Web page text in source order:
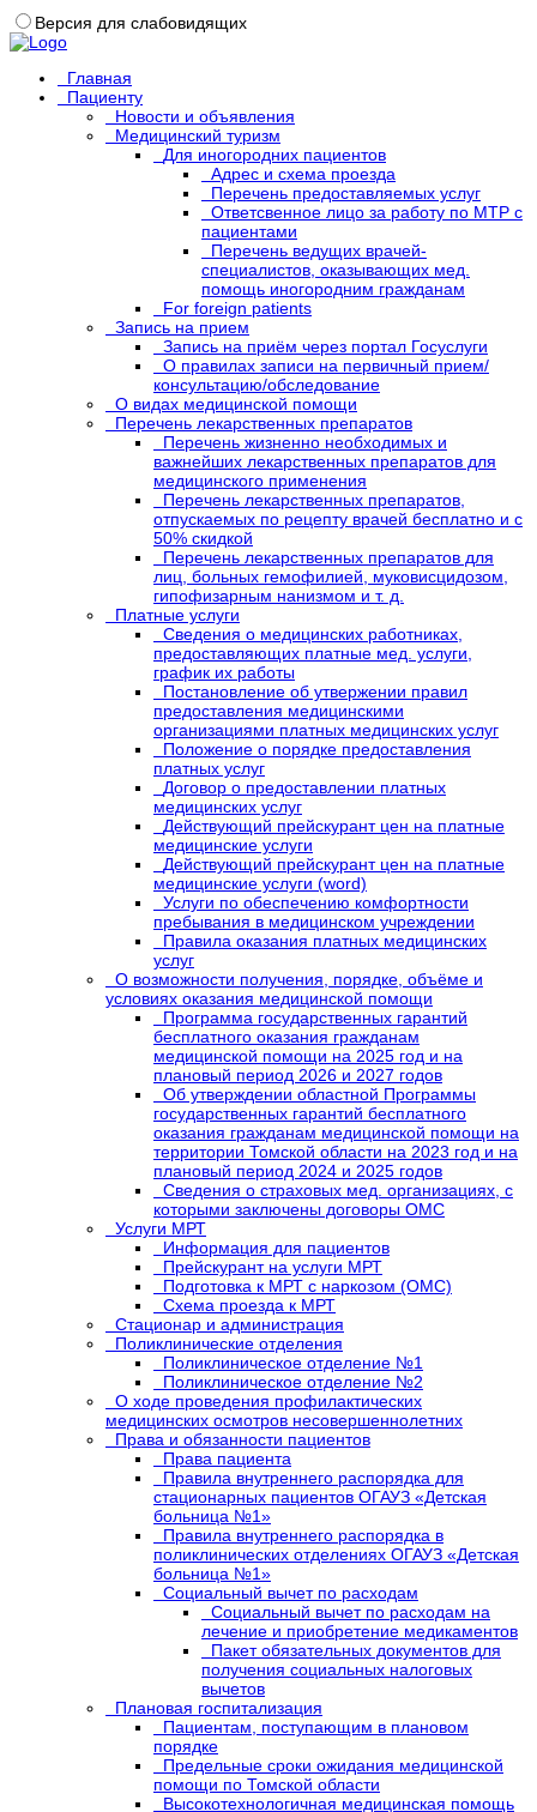
Версия для слабовидящих
Главная
Пациенту
Новости и объявления
Медицинский туризм
Для иногородних пациентов
Адрес и схема проезда
Перечень предоставляемых услуг
Ответсвенное лицо за работу по МТР с
пациентами
Перечень ведущих врачей-
специалистов, оказывающих мед.
помощь иногородним гражданам
For foreign patients
Запись на прием
Запись на приём через портал Госуслуги
О правилах записи на первичный прием/
консультацию/обследование
О видах медицинской помощи
Перечень лекарственных препаратов
Перечень жизненно необходимых и
важнейших лекарственных препаратов для
медицинского применения
Перечень лекарственных препаратов,
отпускаемых по рецепту врачей бесплатно и с
50% скидкой
Перечень лекарственных препаратов для
лиц, больных гемофилией, муковисцидозом,
гипофизарным нанизмом и т. д.
Платные услуги
Сведения о медицинских работниках,
предоставляющих платные мед. услуги,
график их работы
Постановление об утвержении правил
предоставления медицинскими
организациями платных медицинских услуг
Положение о порядке предоставления
платных услуг
Договор о предоставлении платных
медицинских услуг
Действующий прейскурант цен на платные
медицинские услуги
Действующий прейскурант цен на платные
медицинские услуги (word)
Услуги по обеспечению комфортности
пребывания в медицинском учреждении
Правила оказания платных медицинских
услуг
О возможности получения, порядке, объёме и
условиях оказания медицинской помощи
Программа государственных гарантий
бесплатного оказания гражданам
медицинской помощи на 2025 год и на
плановый период 2026 и 2027 годов
Об утверждении областной Программы
государственных гарантий бесплатного
оказания гражданам медицинской помощи на
территории Томской области на 2023 год и на
плановый период 2024 и 2025 годов
Сведения о страховых мед. организациях, с
которыми заключены договоры ОМС
Услуги МРТ
Информация для пациентов
Прейскурант на услуги МРТ
Подготовка к МРТ с наркозом (ОМС)
Схема проезда к МРТ
Стационар и администрация
Поликлинические отделения
Поликлиническое отделение №1
Поликлиническое отделение №2
О ходе проведения профилактических
медицинских осмотров несовершеннолетних
Права и обязанности пациентов
Права пациента
Правила внутреннего распорядка для
стационарных пациентов ОГАУЗ «Детская
больница №1»
Правила внутреннего распорядка в
поликлинических отделениях ОГАУЗ «Детская
больница №1»
Социальный вычет по расходам
Социальный вычет по расходам на
лечение и приобретение медикаментов
Пакет обязательных документов для
получения социальных налоговых
вычетов
Плановая госпитализация
Пациентам, поступающим в плановом
порядке
Предельные сроки ожидания медицинской
помощи по Томской области
Высокотехнологичная медицинская помощь